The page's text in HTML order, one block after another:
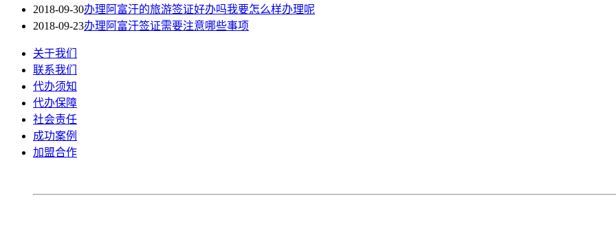
2018-09-30办理阿富汗的旅游签证好办吗我要怎么样办理呢
2018-09-23办理阿富汗签证需要注意哪些事项
关于我们
联系我们
代办须知
代办保障
社会责任
成功案例
加盟合作